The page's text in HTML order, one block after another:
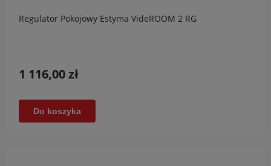
Regulator Pokojowy Estyma VideROOM 2 RG
1 116,00 zł
Do koszyka